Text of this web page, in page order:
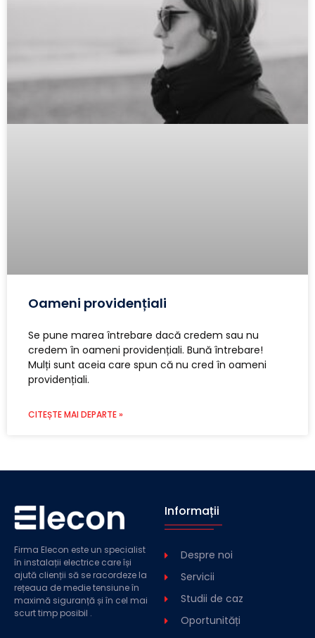
Oameni providențiali
Se pune marea întrebare dacă credem sau nu
credem în oameni providențiali. Bună întrebare!
Mulți sunt aceia care spun că nu cred în oameni
providențiali.
CITEȘTE MAI DEPARTE »
Firma Elecon este un specialist
în instalații electrice care își
ajută clienții să se racordeze la
rețeaua de medie tensiune în
maximă siguranță și în cel mai
scurt timp posibil .
Informații
Despre noi
Servicii
Studii de caz
Oportunități